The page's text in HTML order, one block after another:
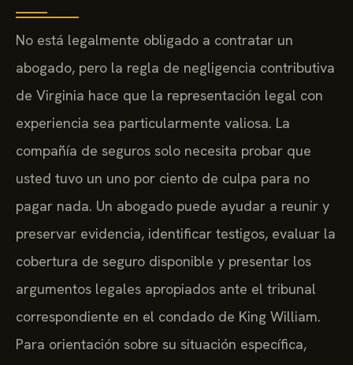
No está legalmente obligado a contratar un
abogado, pero la regla de negligencia contributiva
de Virginia hace que la representación legal con
experiencia sea particularmente valiosa. La
compañía de seguros solo necesita probar que
usted tuvo un uno por ciento de culpa para no
pagar nada. Un abogado puede ayudar a reunir y
preservar evidencia, identificar testigos, evaluar la
cobertura de seguro disponible y presentar los
argumentos legales apropiados ante el tribunal
correspondiente en el condado de King William.
Para orientación sobre su situación específica,